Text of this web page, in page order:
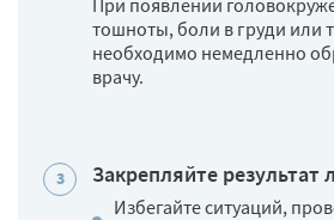
тошноты, боли в груди или
необходимо немедленно
врачу.
Закрепляйте результат
Избегайте ситуаций,